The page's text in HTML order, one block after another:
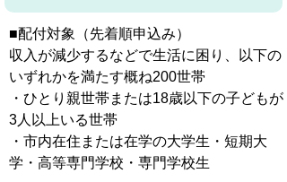
■配付対象（先着順申込み）
収入が減少するなどで生活に困り、以下の
いずれかを満たす概ね200世帯
・ひとり親世帯または18歳以下の子どもが
3人以上いる世帯
・市内在住または在学の大学生・短期大
学・高等専門学校・専門学校生